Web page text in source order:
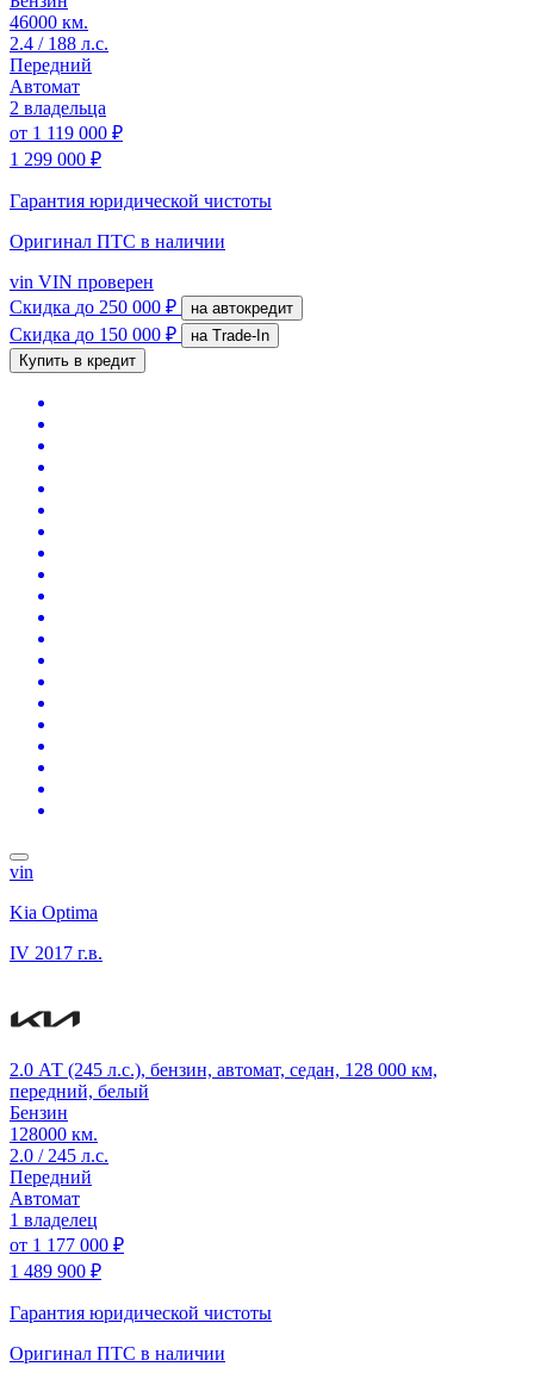
46000 км.
2.4 / 188 л.с.
Передний
Автомат
2 владельца
от 1 119 000 ₽
1 299 000 ₽
Гарантия юридической чистоты
Оригинал ПТС в наличии
vin VIN проверен
Скидка до 250 000 ₽ на автокредит
Скидка до 150 000 ₽
на Trade-In
Купить в кредит
vin
Kia Optima
IV 2017 г.в.
2.0 АТ (245 л.с.), бензин, автомат, седан, 128 000 км,
передний, белый
Бензин
128000 км.
2.0 / 245 л.с.
Передний
Автомат
1 владелец
от 1 177 000 ₽
1 489 900 ₽
Гарантия юридической чистоты
Оригинал ПТС в наличии